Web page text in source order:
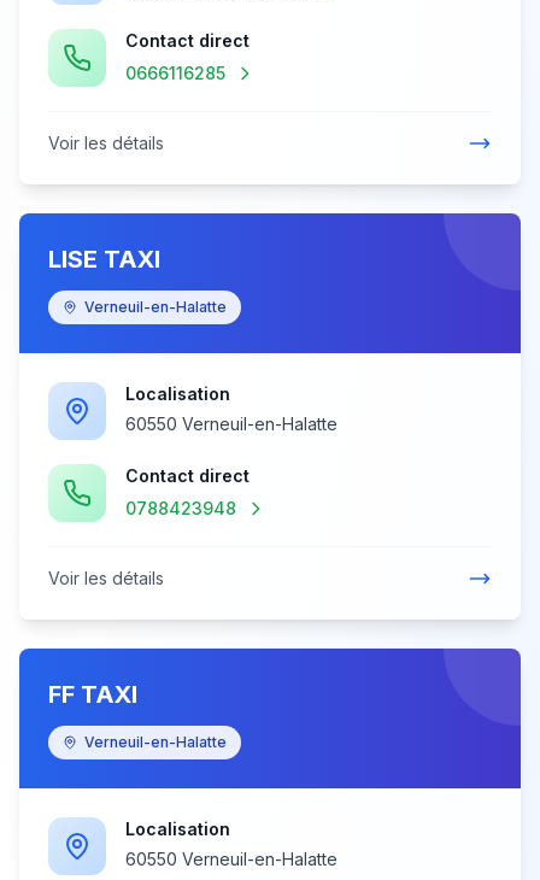
Contact direct
0666116285
Voir les détails
LISE TAXI
Verneuil-en-Halatte
Localisation
60550 Verneuil-en-Halatte
Contact direct
0788423948
Voir les détails
FF TAXI
Verneuil-en-Halatte
Localisation
60550 Verneuil-en-Halatte